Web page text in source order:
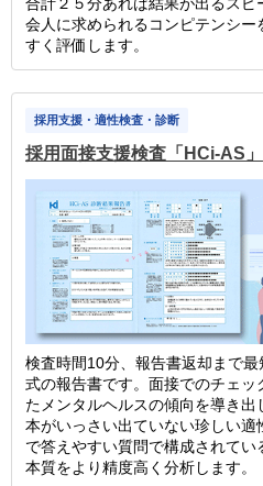
会人に求められるコンピテンシ
すく評価します。
採用支援・適性検査・診断
採用面接支援検査「HCi-AS」
検査時間10分、報告書返却まで
式の報告書です。面接でのチェッ
たメンタルヘルスの傾向を導き
本がいっさい出ていない珍しい
で答えやすい質問で構成されてい
本質をより精度高く分析します。